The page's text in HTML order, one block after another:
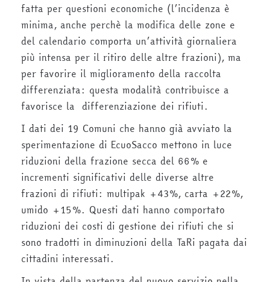
fatta per questioni economiche (l’incidenza è
minima, anche perchè la modifica delle zone e
del calendario comporta un’attività giornaliera
più intensa per il ritiro delle altre frazioni), ma
per favorire il miglioramento della raccolta
differenziata: questa modalità contribuisce a
favorisce la differenziazione dei rifiuti.
I dati dei 19 Comuni che hanno già avviato la
sperimentazione di EcuoSacco mettono in luce
riduzioni della frazione secca del 66% e
incrementi significativi delle diverse altre
frazioni di rifiuti: multipak +43%, carta +22%,
umido +15%. Questi dati hanno comportato
riduzioni dei costi di gestione dei rifiuti che si
sono tradotti in diminuzioni della TaRi pagata dai
cittadini interessati.